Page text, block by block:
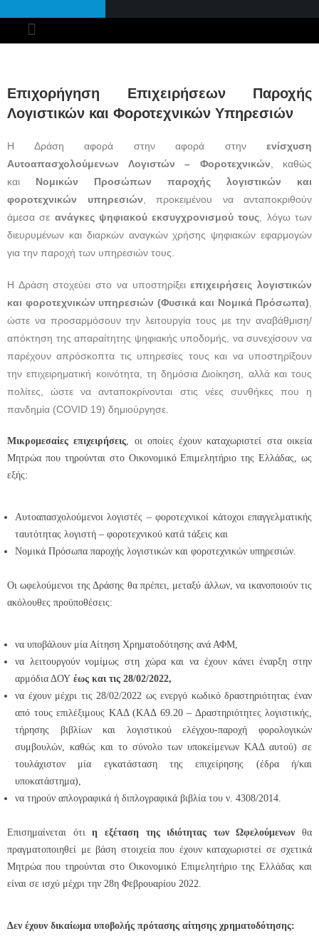
Επιχορήγηση Επιχειρήσεων Παροχής
Λογιστικών και Φοροτεχνικών Υπηρεσιών
Η Δράση αφορά στην αφορά στην ενίσχυση
Αυτοαπασχολούμενων Λογιστών – Φοροτεχνικών , καθώς
και Νομικών Προσώπων παροχής λογιστικών και
φοροτεχνικών υπηρεσιών , προκειμένου να ανταποκριθούν
άμεσα σε ανάγκες ψηφιακού εκσυγχρονισμού τους , λόγω των
διευρυμένων και διαρκών αναγκών χρήσης ψηφιακών εφαρμογών
για την παροχή των υπηρεσιών τους.
Η Δράση στοχεύει στο να υποστηρίξειεπιχειρήσεις λογιστικών
και φοροτεχνικών υπηρεσιών (Φυσικά και Νομικά Πρόσωπα)
ώστε να προσαρμόσουν την λειτουργία τους με την αναβάθμιση/
απόκτηση της απαραίτητης ψηφιακής υποδομής, να συνεχίσουν να
παρέχουν απρόσκοπτα τις υπηρεσίες τους και να υποστηρίξουν
την επιχειρηματική κοινότητα, τη δημόσια Διοίκηση, αλλά και τους
πολίτες, ώστε να ανταποκρίνονται στις νέες συνθήκες που η
πανδημία (COVID 19) δημιούργησε.
Μικρομεσαίες επιχειρήσεις, οι οποίες έχουν καταχωριστεί στα οικεία
Μητρώα που τηρούνται στο Οικονομικό Επιμελητήριο της Ελλάδας, ως
εξής:
Αυτοαπασχολούμενοι λογιστές – φοροτεχνικοί κάτοχοι επαγγελματικής
ταυτότητας λογιστή – φοροτεχνικού κατά τάξεις και
Νομικά Πρόσωπα παροχής λογιστικών και φοροτεχνικών υπηρεσιών.
Οι ωφελούμενοι της Δράσης θα πρέπει, μεταξύ άλλων, να ικανοποιούν τις
ακόλουθες προϋποθέσεις:
να υποβάλουν μία Αίτηση Χρηματοδότησης ανά ΑΦΜ,
να λειτουργούν νομίμως στη χώρα και να έχουν κάνει έναρξη στην
αρμόδια ΔΟΥ έως και τις 28/02/2022,
να έχουν μέχρι τις 28/02/2022 ως ενεργό κωδικό δραστηριότητας έναν
από τους επιλέξιμους ΚΑΔ (ΚΑΔ 69.20 – Δραστηριότητες λογιστικής,
τήρησης βιβλίων και λογιστικού ελέγχου-παροχή φορολογικών
συμβουλών, καθώς και το σύνολο των υποκείμενων ΚΑΔ αυτού) σε
τουλάχιστον μία εγκατάσταση της επιχείρησης (έδρα ή/και
υποκατάστημα),
να τηρούν απλογραφικά ή διπλογραφικά βιβλία του ν. 4308/2014.
Επισημαίνεται ότιη εξέταση της ιδιότητας των Ωφελούμενων θα
πραγματοποιηθεί με βάση στοιχεία που έχουν καταχωριστεί σε σχετικά
Μητρώα που τηρούνται στο Οικονομικό Επιμελητήριο της Ελλάδας και
είναι σε ισχύ μέχρι την 28η Φεβρουαρίου 2022.
Δεν έχουν δικαίωμα υποβολής πρότασης αίτησης χρηματοδότησης: